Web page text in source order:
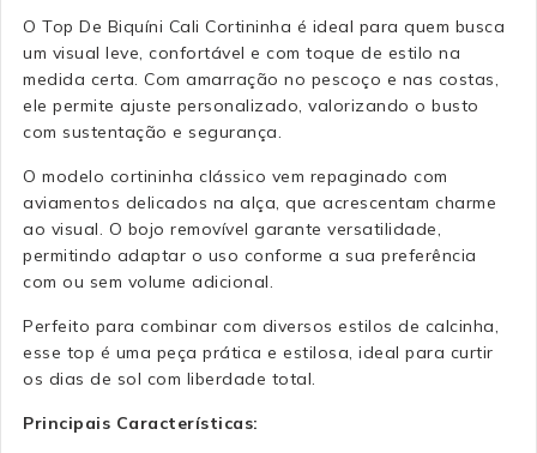
O Top De Biquíni Cali Cortininha é ideal para quem busca
um visual leve, confortável e com toque de estilo na
medida certa. Com amarração no pescoço e nas costas,
ele permite ajuste personalizado, valorizando o busto
com sustentação e segurança.
O modelo cortininha clássico vem repaginado com
aviamentos delicados na alça, que acrescentam charme
ao visual. O bojo removível garante versatilidade,
permitindo adaptar o uso conforme a sua preferência
com ou sem volume adicional.
Perfeito para combinar com diversos estilos de calcinha,
esse top é uma peça prática e estilosa, ideal para curtir
os dias de sol com liberdade total.
Principais Características: